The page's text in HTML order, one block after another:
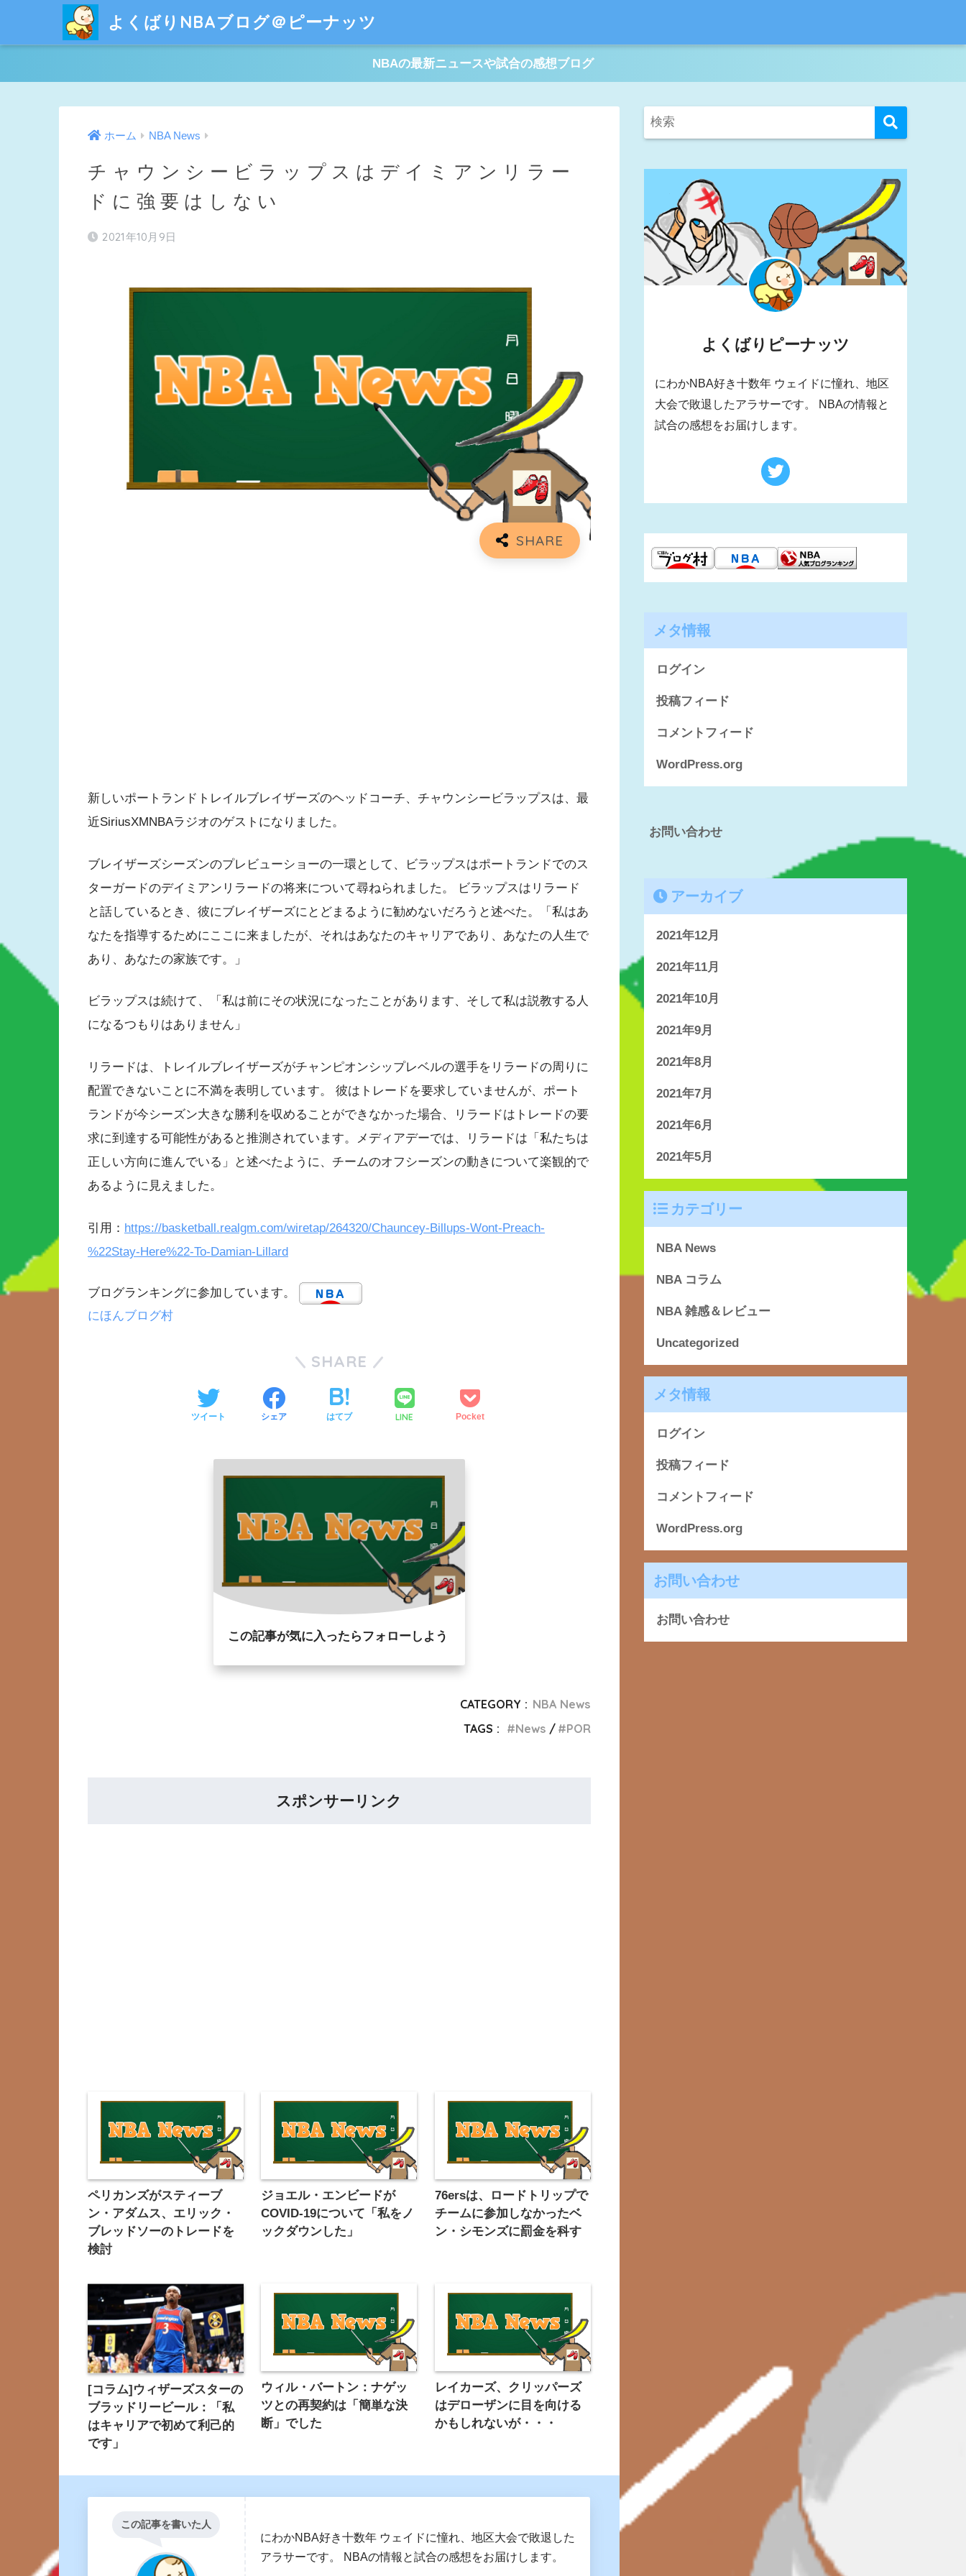
よくばりNBAブログ＠ピーナッツ
NBAの最新ニュースや試合の感想ブログ
ホーム NBA News
チャウンシービラップスはデイミアンリラー
ドに強要はしない
2021年10月9日
新しいポートランドトレイルブレイザーズのヘッドコーチ、チャウンシービラップスは、最
近SiriusXMNBAラジオのゲストになりました。
ブレイザーズシーズンのプレビューショーの一環として、ビラップスはポートランドでのス
ターガードのデイミアンリラードの将来について尋ねられました。 ビラップスはリラード
と話しているとき、彼にブレイザーズにとどまるように勧めないだろうと述べた。「私はあ
なたを指導するためにここに来ましたが、それはあなたのキャリアであり、あなたの人生で
あり、あなたの家族です。」
ビラップスは続けて、「私は前にその状況になったことがあります、そして私は説教する人
になるつもりはありません」
リラードは、トレイルブレイザーズがチャンピオンシップレベルの選手をリラードの周りに
配置できないことに不満を表明しています。 彼はトレードを要求していませんが、ポート
ランドが今シーズン大きな勝利を収めることができなかった場合、リラードはトレードの要
求に到達する可能性があると推測されています。メディアデーでは、リラードは「私たちは
正しい方向に進んでいる」と述べたように、チームのオフシーズンの動きについて楽観的で
あるように見えました。
引用： https://basketball.realgm.com/wiretap/264320/Chauncey-Billups-Wont-Preach-
%22Stay-Here%22-To-Damian-Lillard
ブログランキングに参加しています。
にほんブログ村
SHARE
ツイート シェア はてブ LINE Pocket
この記事が気に入ったらフォローしよう
CATEGORY : NBA News
TAGS :
News POR
スポンサーリンク
ペリカンズがスティーブ
ン・アダムス、エリック・
ブレッドソーのトレードを
検討
ジョエル・エンビードが
COVID-19について「私をノ
ックダウンした」
76ersは、ロードトリップで
チームに参加しなかったベ
ン・シモンズに罰金を科す
[コラム]ウィザーズスターの
ブラッドリービール：「私
はキャリアで初めて利己的
です」
ウィル・バートン：ナゲッ
ツとの再契約は「簡単な決
断」でした
レイカーズ、クリッパーズ
はデローザンに目を向ける
かもしれないが・・・
この記事を書いた人
にわかNBA好き十数年 ウェイドに憧れ、地区大会で敗退した
アラサーです。 NBAの情報と試合の感想をお届けします。
よくばりピーナッツ
にわかNBA好き十数年 ウェイドに憧れ、地区
大会で敗退したアラサーです。 NBAの情報と
試合の感想をお届けします。
メタ情報
ログイン
投稿フィード
コメントフィード
WordPress.org
お問い合わせ
アーカイブ
2021年12月
2021年11月
2021年10月
2021年9月
2021年8月
2021年7月
2021年6月
2021年5月
カテゴリー
NBA News
NBA コラム
NBA 雑感＆レビュー
Uncategorized
メタ情報
ログイン
投稿フィード
コメントフィード
WordPress.org
お問い合わせ
お問い合わせ